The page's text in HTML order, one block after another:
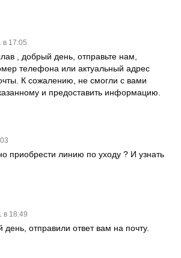
в 17:05
, добрый день, отправьте нам,
телефона или актуальный адрес
К сожалению, не смогли с вами
и предоставить информацию.
приобрести линию по уходу ? И узнать
в 18:49
отправили ответ вам на почту.